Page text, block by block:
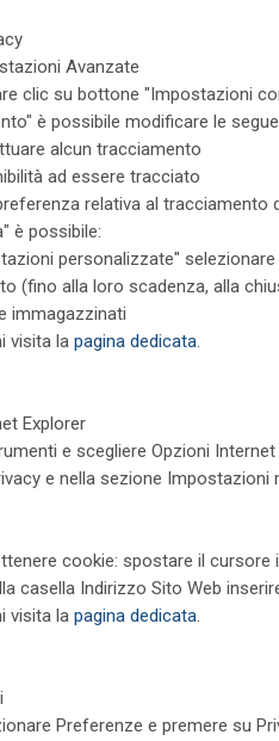
Avanzate
clic su bottone "Impostazioni
è possibile modificare le
alcun tracciamento
ad essere tracciato
relativa al tracciamento
è possibile:
personalizzate"
(fino alla loro scadenza, alla
immagazzinati
visita la pagina dedicata.
Explorer
e scegliere Opzioni Internet
e nella sezione
cookie: spostare il
casella Indirizzo Sito Web
visita la pagina dedicata.
Preferenze e premere su